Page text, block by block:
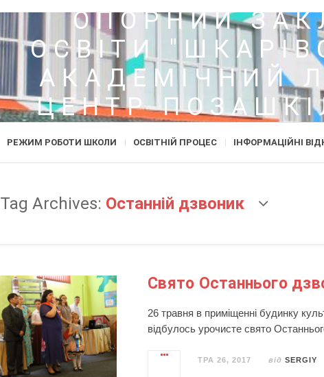
ОПОРНИЙ
ОСВІТИ
АКАДЕМІЧНИЙ
ЦЕНТР
ОСВІТИ"
РЕЖИМ РОБОТИ ШКОЛИ ОСВІТНІЙ ПРОЦЕС ІНФОРМАЦІЙНІ
Tag Archives: Останній дзвоник
Свято Останнього
26 травня в приміщенні будинку
відбулось урочисте свято
ТРА 26, 2017 від SERGIY